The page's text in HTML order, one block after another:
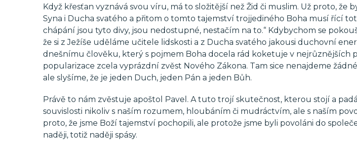
Když křesťan vyznává svou víru, má to složitější než Žid či muslim. Už proto, že
Syna i Ducha svatého a přitom o tomto tajemství trojjediného Boha musí řící
chápání jsou tyto divy, jsou nedostupné, nestačím na to.“ Kdybychom se
že si z Ježíše uděláme učitele lidskosti a z Ducha svatého jakousi duchovní
dnešnímu člověku, který s pojmem Boha docela rád koketuje v nejrůznějších
popularizace zcela vyprázdní zvěst Nového Zákona. Tam sice nenajdeme
ale slyšíme, že je jeden Duch, jeden Pán a jeden Bůh.
Právě to nám zvěstuje apoštol Pavel. A tuto trojí skutečnost, kterou stojí a
souvislosti nikoliv s naším rozumem, hloubáním či mudráctvím, ale s naším
proto, že jsme Boží tajemství pochopili, ale protože jsme byli povoláni do
naději, totiž naději spásy.